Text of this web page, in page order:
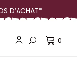
D’ACHAT*
0